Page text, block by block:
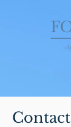
Contact